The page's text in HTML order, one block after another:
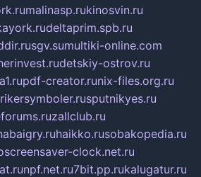
malinasp.rukinosvin.ru
deltaprim.spb.ru
sgv.sumultiki-online.com
detskiy-ostrov.ru
pdf-creator.runix-files.org.ru
sputnikyes.ru
zallclub.ru
haikko.rusobakopedia.ru
screensaver-clock.net.ru
npf.net.ru7bit.pp.rukalugatur.ru